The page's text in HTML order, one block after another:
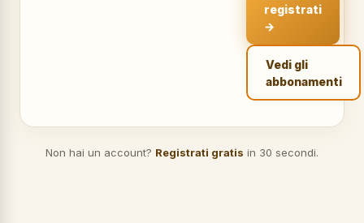
registrati
→
Vedi gli
abbonamenti
Non hai un account? Registrati gratis in 30 secondi.